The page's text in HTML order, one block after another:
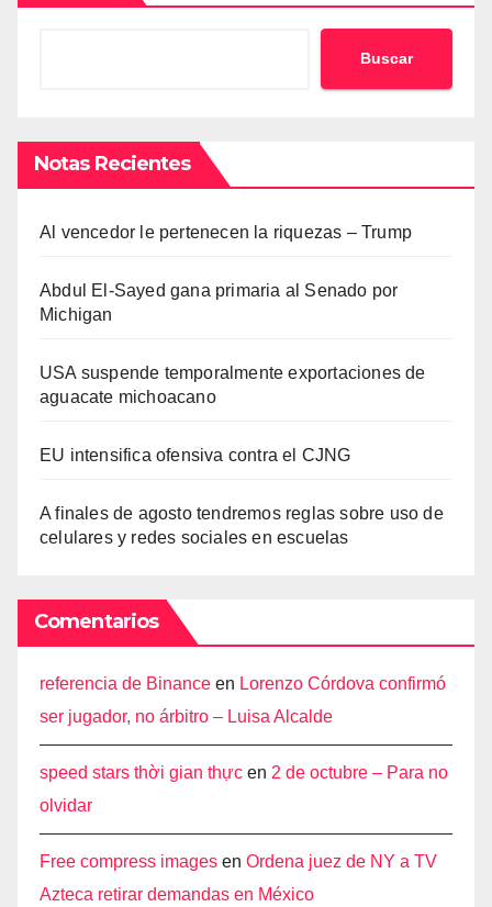
Buscar
Notas Recientes
Al vencedor le pertenecen la riquezas – Trump
Abdul El-Sayed gana primaria al Senado por
Michigan
USA suspende temporalmente exportaciones de
aguacate michoacano
EU intensifica ofensiva contra el CJNG
A finales de agosto tendremos reglas sobre uso de
celulares y redes sociales en escuelas
Comentarios
referencia de Binance en Lorenzo Córdova confirmó
ser jugador, no árbitro – Luisa Alcalde
speed stars thời gian thực en 2 de octubre – Para no
olvidar
Free compress images en Ordena juez de NY a TV
Azteca retirar demandas en México